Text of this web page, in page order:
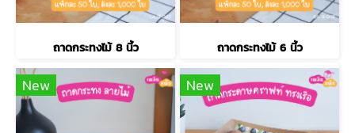
ถาดกระทงไม้ 8 นิ้ว ถาดกระทงไม้ 6 นิ้ว
New New